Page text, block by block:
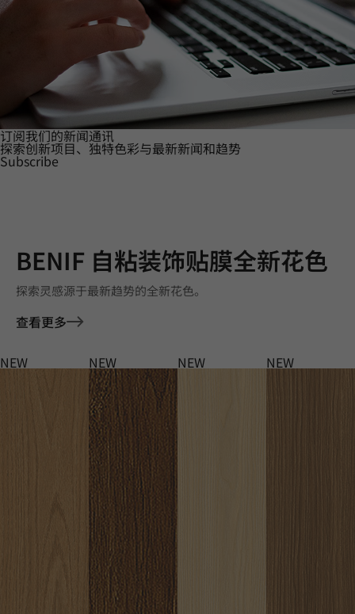
订阅我们的新闻通讯
探索创新项目、独特色彩与最新新闻和趋势
Subscribe
BENIF 自粘装饰贴膜全新花色
探索灵感源于最新趋势的全新花色。
查看更多
NEW NEW NEW NEW